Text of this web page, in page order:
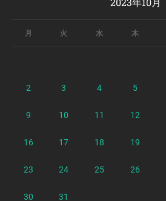
月 火 水 木
2 3 4 5
9 10 11 12
16 17 18 19
23 24 25 26
30 31